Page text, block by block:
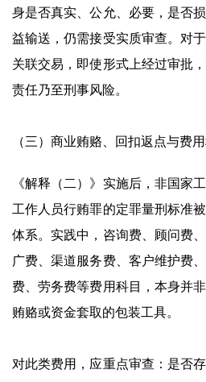
身是否真实、公允、必要，是否
益输送，仍需接受实质审查。对
关联交易，即使形式上经过审批
责任乃至刑事风险。
（三）商业贿赂、回扣返点与费
《解释（二）》实施后，非国家
工作人员行贿罪的定罪量刑标准
体系。实践中，咨询费、顾问费
广费、渠道服务费、客户维护费
费、劳务费等费用科目，本身并
贿赂或资金套取的包装工具。
对此类费用，应重点审查：是否